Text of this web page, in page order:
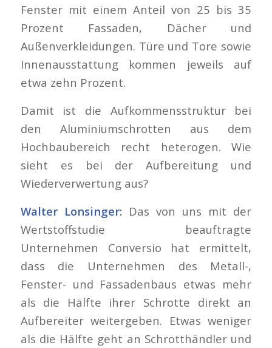
Fenster mit einem Anteil von 25 bis 35
Prozent Fassaden, Dächer und
Außenverkleidungen. Türe und Tore sowie
Innenausstattung kommen jeweils auf
etwa zehn Prozent.
Damit ist die Aufkommensstruktur bei
den Aluminiumschrotten aus dem
Hochbaubereich recht heterogen. Wie
sieht es bei der Aufbereitung und
Wiederverwertung aus?
Walter Lonsinger:Das von uns mit der
Wertstoffstudie beauftragte
Unternehmen Conversio hat ermittelt,
dass die Unternehmen des Metall-,
Fenster- und Fassadenbaus etwas mehr
als die Hälfte ihrer Schrotte direkt an
Aufbereiter weitergeben. Etwas weniger
als die Hälfte geht an Schrotthändler und